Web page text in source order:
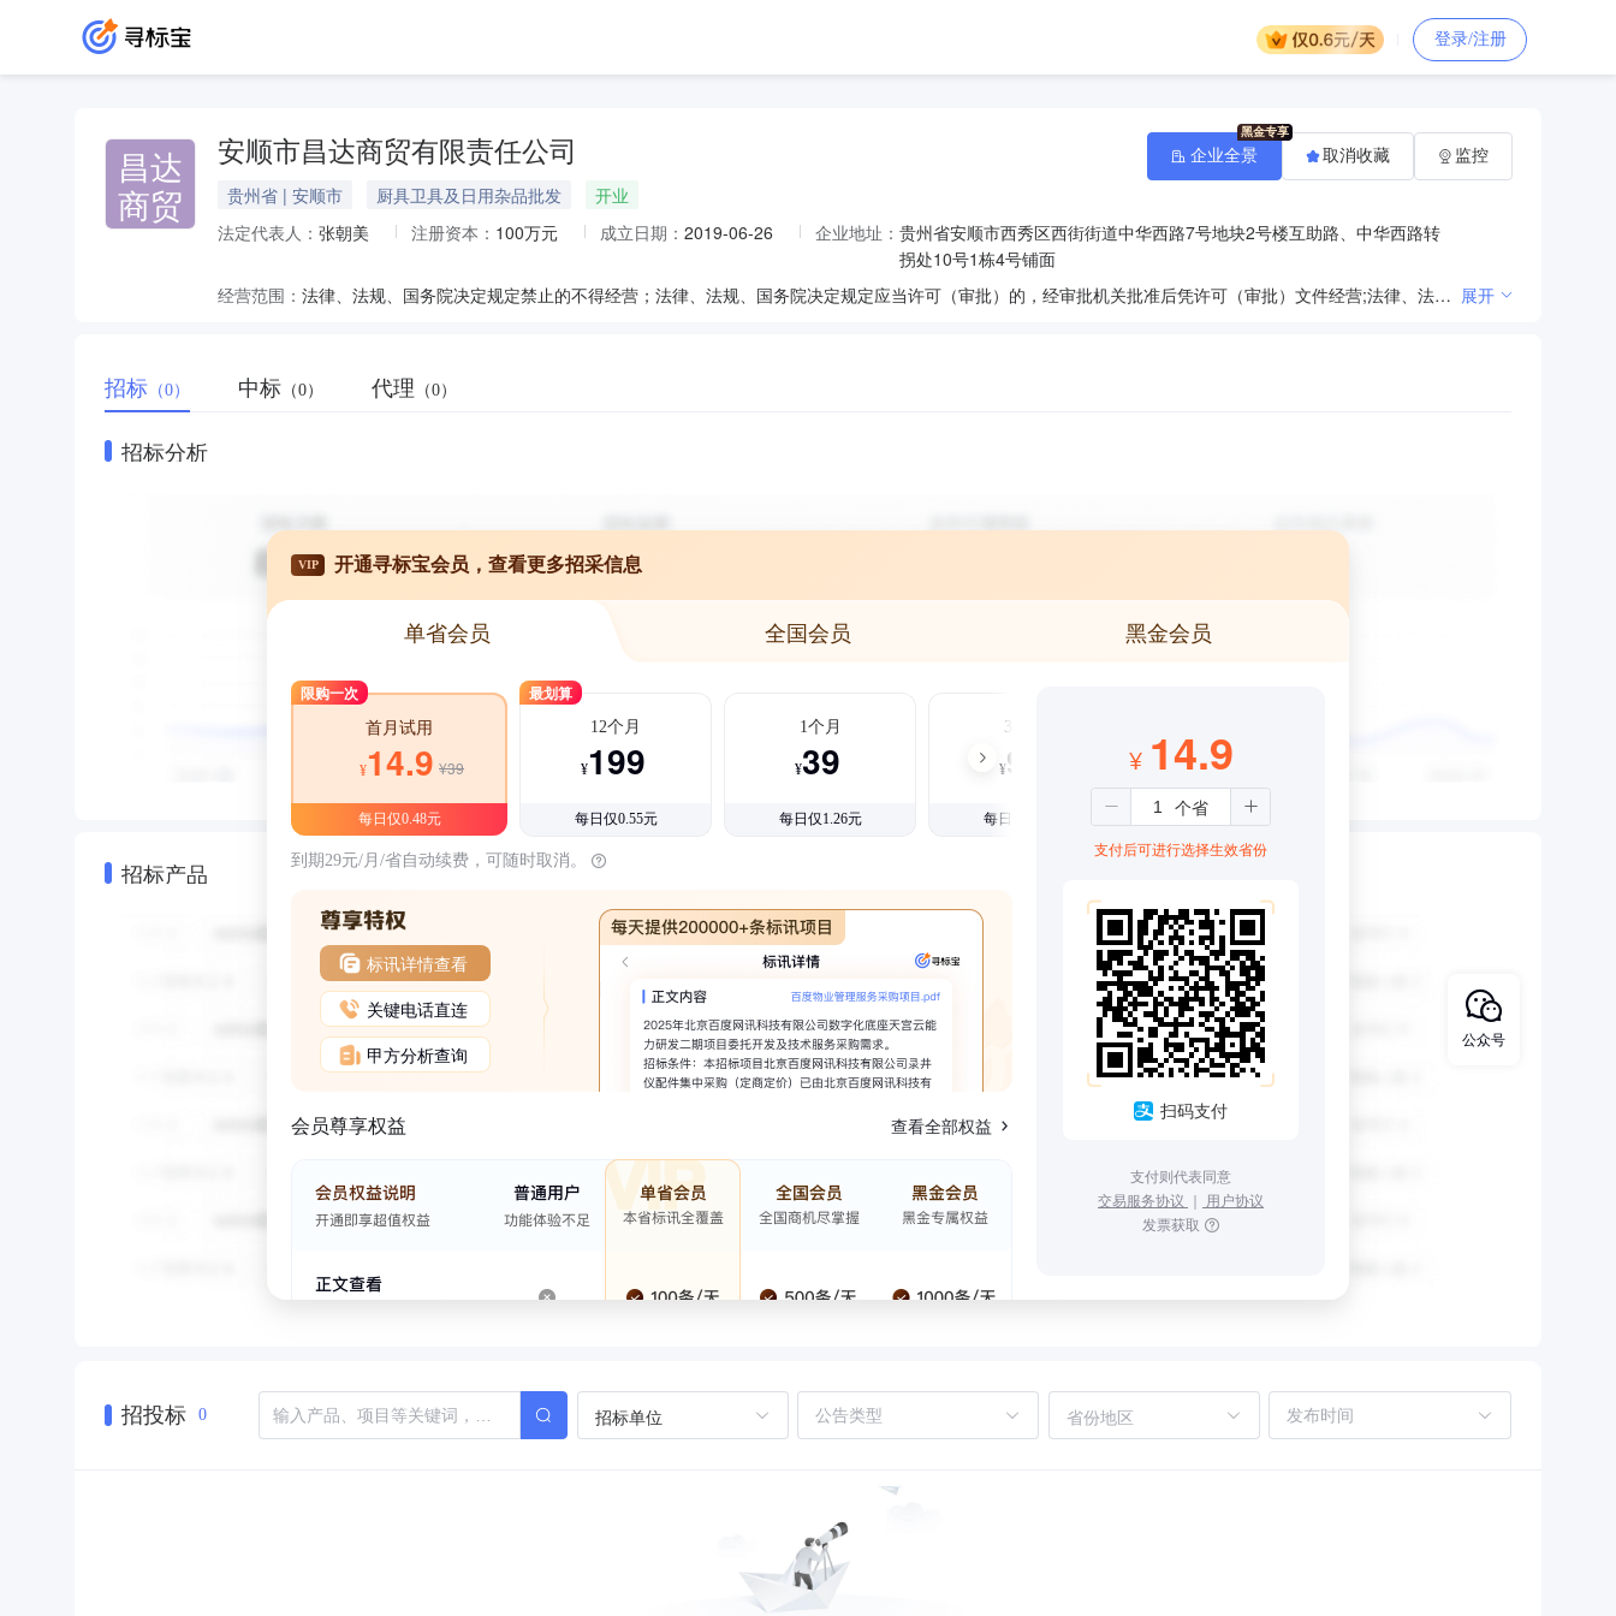
登录/注册
昌达
商贸
安顺市昌达商贸有限责任公司
贵州省 | 安顺市 厨具卫具及日用杂品批发
开业
法定代表人： 张朝美 注册资本： 100万元 成立日期： 2019-06-26 企业地址： 贵州省安顺市西秀区西街街道中华西路7号地块2号楼互助路、中华西路转
拐处10号1栋4号铺面
经营范围：
法律、法规、国务院决定规定禁止的不得经营；法律、法规、国务院决定规定应当许可（审批）的，经审批机关批准后凭许可（审批）文件经营;法律、法规、国务院决定规定无需许可（审批）的，市场主体自主选择经营。（销售：日用百货、服装服饰、皮革制品、鞋帽、洗涤用品、化妆品、摄影器材、玩具、音响设备及器材、文化办公用品、包装材料、工艺品、化工原料及产品（除危险品）、五金交电、电子产品、通讯器材、通信设备、仪器仪表、机电设备及配件、机械设备及配件、计算机软硬件及配件、预包装食品、散装食品、酒、饮料、塑料制品、橡胶制品、金属制品、建筑材料、装潢材料、酒店设备、家具） 展开
企业全景 取消收藏 监控
招标 （0） 中标 （0） 代理 （0）
招标分析
招标产品
VIP 开通寻标宝会员，查看更多招采信息
单省会员 全国会员 黑金会员
限购一次
首月试用
¥14.9 ¥39
每日仅0.48元
最划算
12个月
¥199
每日仅0.55元
1个月
¥39
每日仅1.26元
3个月
¥99
每日仅1.08元
到期29元/月/省自动续费，可随时取消。
标讯详情查看
关键电话直连
甲方分析查询
会员尊享权益 查看全部权益
¥ 14.9
支付后可进行选择生效省份
扫码支付
支付则代表同意
交易服务协议 ｜ 用户协议
发票获取
招投标 0 招标单位 省份地区
公众号